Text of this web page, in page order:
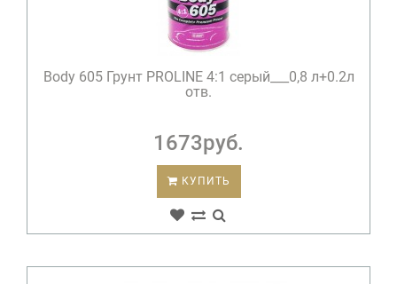
Body 605 Грунт PROLINE 4:1 серый___0,8 л+0.2л
отв.
1673руб.
КУПИТЬ